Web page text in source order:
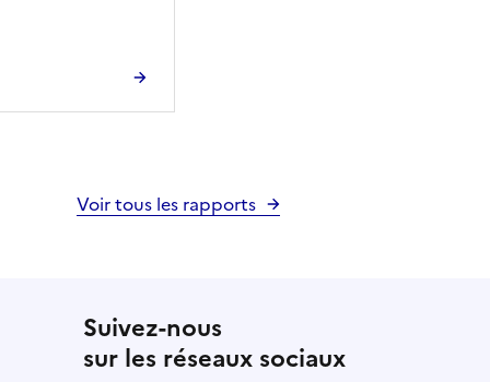
Voir tous les rapports
Suivez-nous
sur les réseaux sociaux